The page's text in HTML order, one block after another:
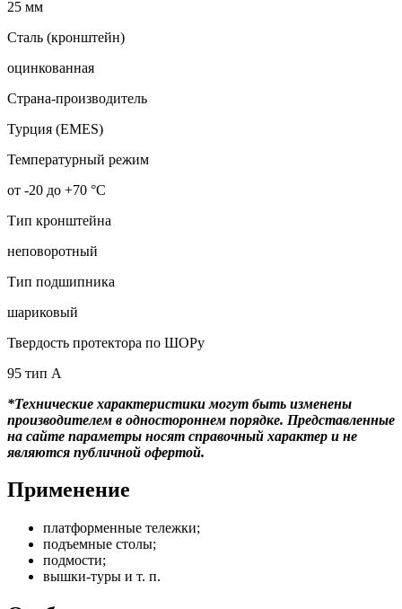
25 мм
Сталь (кронштейн)
оцинкованная
Страна-производитель
Турция (EMES)
Температурный режим
от -20 до +70 °С
Тип кронштейна
неповоротный
Тип подшипника
шариковый
Твердость протектора по ШОРу
95 тип А
*Технические характеристики могут быть изменены
производителем в одностороннем порядке. Представленные
на сайте параметры носят справочный характер и не
являются публичной офертой.
Применение
платформенные тележки;
подъемные столы;
подмости;
вышки-туры и т. п.